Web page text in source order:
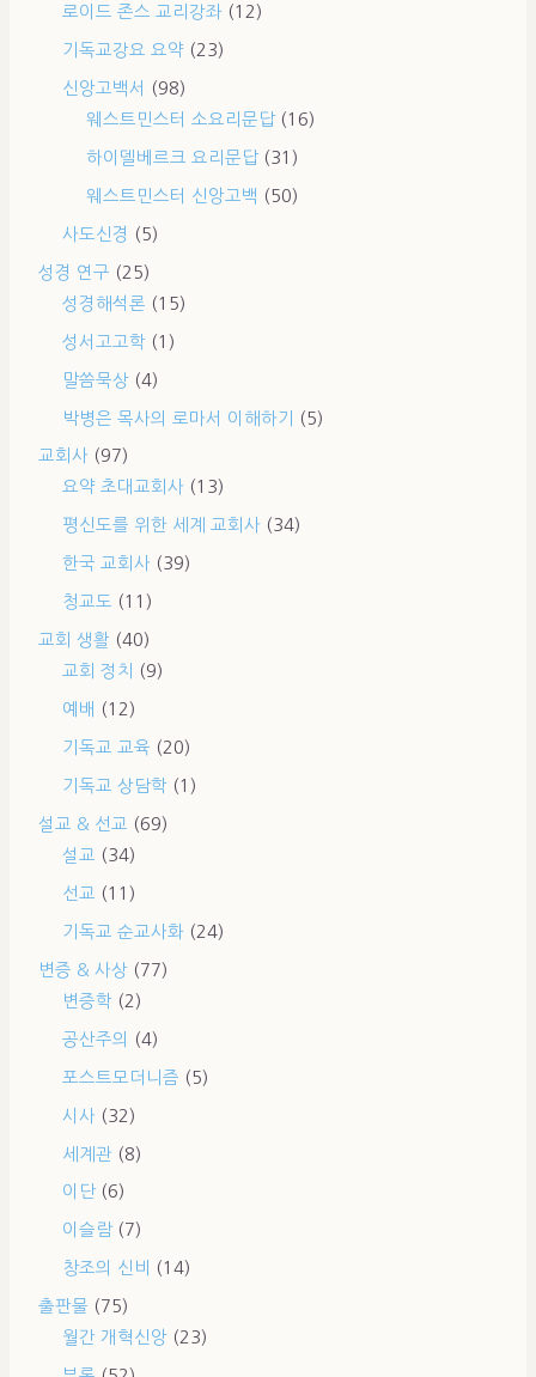
로이드 존스 교리강좌 (12)
기독교강요 요약 (23)
신앙고백서
(98)
웨스트민스터 소요리문답(16)
하이델베르크 요리문답(31)
웨스트민스터 신앙고백 (50)
사도신경 (5)
성경 연구 (25)
성경해석론 (15)
성서고고학 (1)
말씀묵상 (4)
박병은 목사의 로마서 이해하기 (5)
교회사 (97)
요약 초대교회사 (13)
평신도를 위한 세계 교회사 (34)
한국 교회사 (39)
청교도 (11)
교회 생활 (40)
교회 정치
(9)
예배 (12)
기독교 교육 (20)
기독교 상담학 (1)
설교 & 선교 (69)
설교 (34)
선교 (11)
기독교 순교사화 (24)
변증 & 사상 (77)
변증학 (2)
공산주의 (4)
포스트모더니즘 (5)
시사 (32)
세계관 (8)
이단 (6)
이슬람 (7)
창조의 신비 (14)
출판물 (75)
월간 개혁신앙 (23)